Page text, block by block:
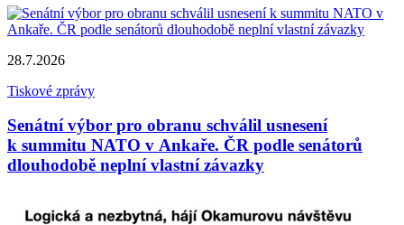
28.7.2026
Tiskové zprávy
Senátní výbor pro obranu schválil usnesení
k summitu NATO v Ankaře. ČR podle senátorů
dlouhodobě neplní vlastní závazky